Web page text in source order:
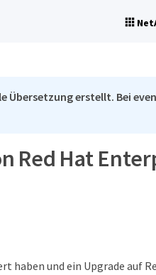
Übersetzung erstellt. Bei
Red Hat
haben und ein Upgrade auf